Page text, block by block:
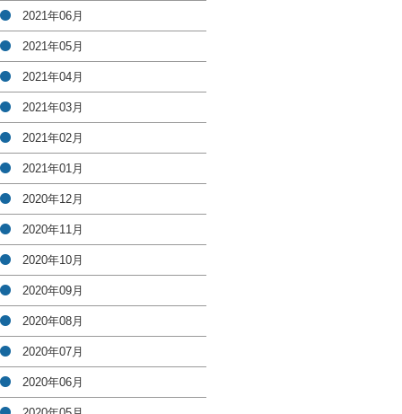
2021年06月
2021年05月
2021年04月
2021年03月
2021年02月
2021年01月
2020年12月
2020年11月
2020年10月
2020年09月
2020年08月
2020年07月
2020年06月